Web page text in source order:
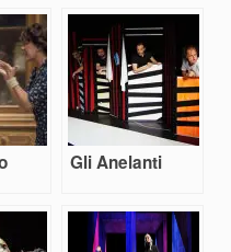
Gli Anelanti